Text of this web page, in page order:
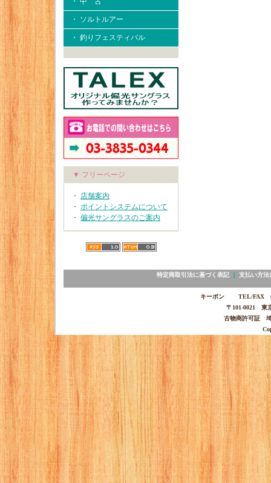
・ ソルトルアー
・ 釣りフェスティバル
▼ フリーページ
・ 店舗案内
・ ポイントシステムについて
・ 偏光サングラスのご案内
特定商取引法に基づく表記｜ 支払い方法
キーポン TEL/FAX
〒101-0021 東
古物商許可証